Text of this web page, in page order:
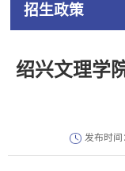
招生政策
绍兴文理学
发布时间